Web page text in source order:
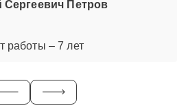
Сергеевич Петров
работы – 7 лет